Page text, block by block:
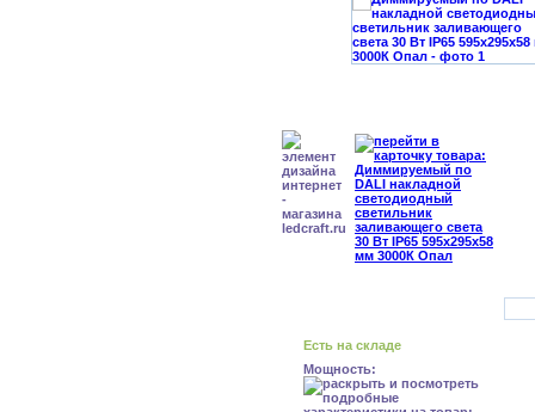
Есть на складе
Мощность: